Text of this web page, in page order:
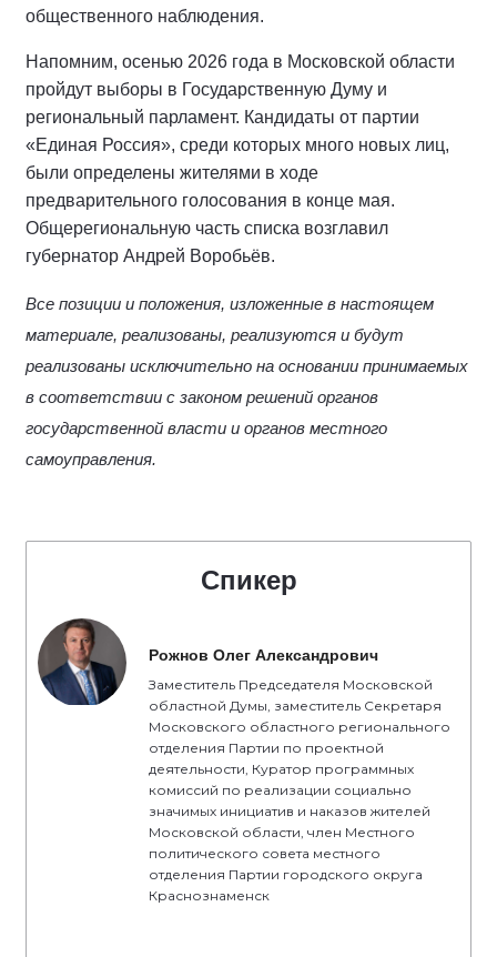
общественного наблюдения.
Напомним, осенью 2026 года в Московской области
пройдут выборы в Государственную Думу и
региональный парламент. Кандидаты от партии
«Единая Россия», среди которых много новых лиц,
были определены жителями в ходе
предварительного голосования в конце мая.
Общерегиональную часть списка возглавил
губернатор Андрей Воробьёв.
Все позиции и положения, изложенные в настоящем
материале, реализованы, реализуются и будут
реализованы исключительно на основании принимаемых
в соответствии с законом решений органов
государственной власти и органов местного
самоуправления.
Спикер
Рожнов Олег Александрович
Заместитель Председателя Московской
областной Думы, заместитель Секретаря
Московского областного регионального
отделения Партии по проектной
деятельности, Куратор программных
комиссий по реализации социально
значимых инициатив и наказов жителей
Московской области, член Местного
политического совета местного
отделения Партии городского округа
Краснознаменск